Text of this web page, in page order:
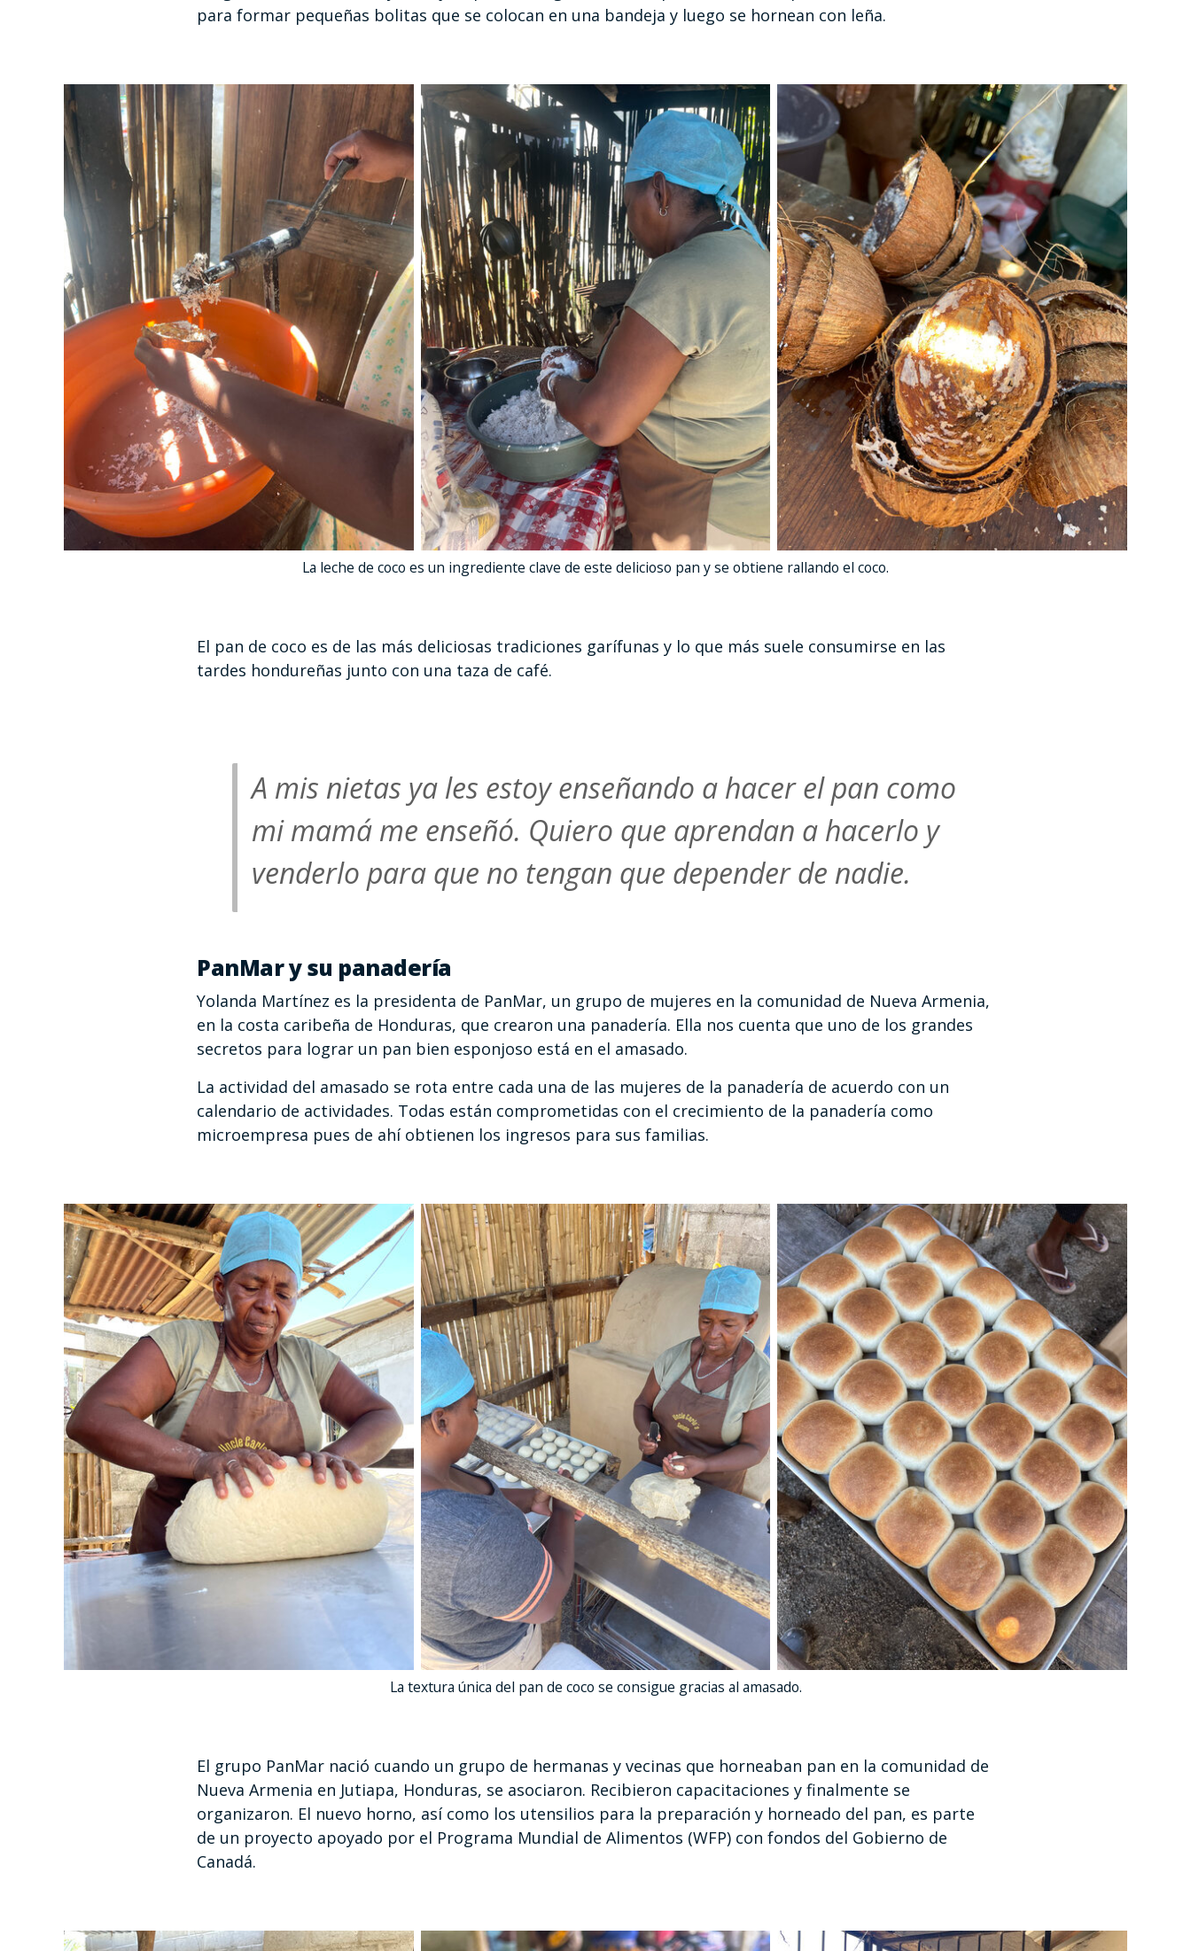
para formar pequeñas bolitas que se colocan en una bandeja y luego se hornean con leña.
La leche de coco es un ingrediente clave de este delicioso pan y se obtiene rallando el coco.
El pan de coco es de las más deliciosas tradiciones garífunas y lo que más suele consumirse en las
tardes hondureñas junto con una taza de café.
A mis nietas ya les estoy enseñando a hacer el pan como
mi mamá me enseñó. Quiero que aprendan a hacerlo y
venderlo para que no tengan que depender de nadie.
PanMar y su panadería
Yolanda Martínez es la presidenta de PanMar, un grupo de mujeres en la comunidad de Nueva Armenia,
en la costa caribeña de Honduras, que crearon una panadería. Ella nos cuenta que uno de los grandes
secretos para lograr un pan bien esponjoso está en el amasado.
La actividad del amasado se rota entre cada una de las mujeres de la panadería de acuerdo con un
calendario de actividades. Todas están comprometidas con el crecimiento de la panadería como
microempresa pues de ahí obtienen los ingresos para sus familias.
La textura única del pan de coco se consigue gracias al amasado.
El grupo PanMar nació cuando un grupo de hermanas y vecinas que horneaban pan en la comunidad de
Nueva Armenia en Jutiapa, Honduras, se asociaron. Recibieron capacitaciones y finalmente se
organizaron. El nuevo horno, así como los utensilios para la preparación y horneado del pan, es parte
de un proyecto apoyado por el Programa Mundial de Alimentos (WFP) con fondos del Gobierno de
Canadá.